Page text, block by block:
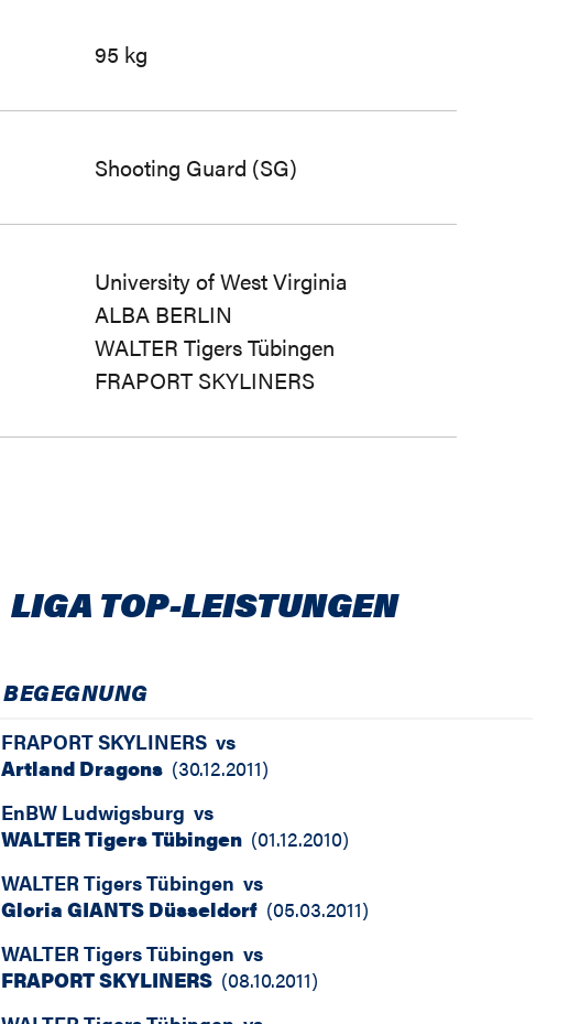
95 kg
Shooting Guard (SG)
University of West Virginia
ALBA BERLIN
WALTER Tigers Tübingen
FRAPORT SKYLINERS
LIGA TOP-LEISTUNGEN
BEGEGNUNG
FRAPORT SKYLINERS vs
Artland Dragons (30.12.2011)
EnBW Ludwigsburg vs
WALTER Tigers Tübingen (01.12.2010)
WALTER Tigers Tübingen vs
Gloria GIANTS Düsseldorf (05.03.2011)
WALTER Tigers Tübingen vs
FRAPORT SKYLINERS (08.10.2011)